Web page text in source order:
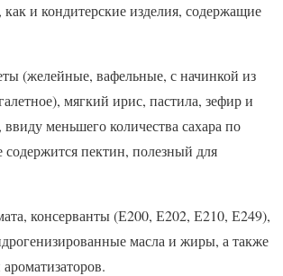
и кондитерские изделия, содержащие
(желейные, вафельные, с начинкой из
мягкий ирис, пастила, зефир и
меньшего количества сахара по
пектин, полезный для
консерванты (Е200, Е202, Е210, Е249),
масла и жиры, а также